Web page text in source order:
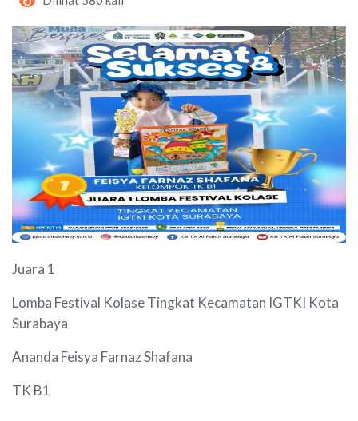
Juara 1
Lomba Festival Kolase Tingkat Kecamatan IGTKI Kota
Surabaya
Ananda Feisya Farnaz Shafana
TK B1